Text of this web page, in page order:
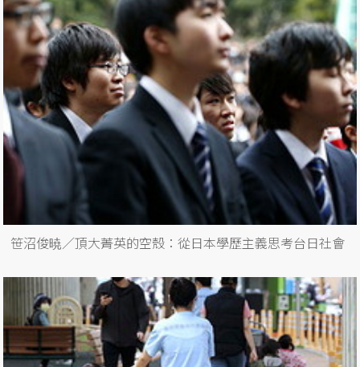
笹沼俊暁／頂大菁英的空殼：從日本學歷主義思考台日社會